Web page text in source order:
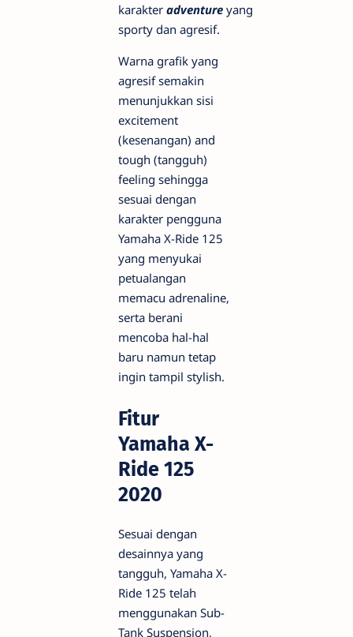
karakter adventure yang
sporty dan agresif.
Warna grafik yang
agresif semakin
menunjukkan sisi
excitement
(kesenangan) and
tough (tangguh)
feeling sehingga
sesuai dengan
karakter pengguna
Yamaha X-Ride 125
yang menyukai
petualangan
memacu adrenaline,
serta berani
mencoba hal-hal
baru namun tetap
ingin tampil stylish.
Fitur
Yamaha X-
Ride 125
2020
Sesuai dengan
desainnya yang
tangguh, Yamaha X-
Ride 125 telah
menggunakan Sub-
Tank Suspension,